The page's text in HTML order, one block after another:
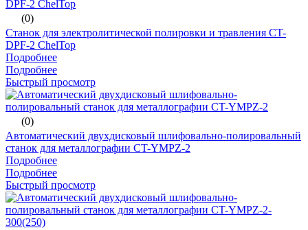
(0)
Станок для электролитической полировки и травления CT-
DPF-2 ChelTop
Подробнее
Подробнее
Быстрый просмотр
(0)
Автоматический двухдисковый шлифовально-полировальный
станок для металлографии CT-YMPZ-2
Подробнее
Подробнее
Быстрый просмотр